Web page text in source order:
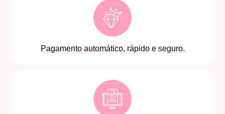
Pagamento automático, rápido e seguro.